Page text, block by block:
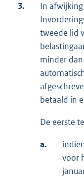
3.
In
tweede lid
minder
betaald in
De eerste
a.
voor